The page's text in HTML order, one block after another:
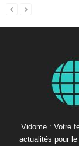
Vidome : Votre
actualités pour